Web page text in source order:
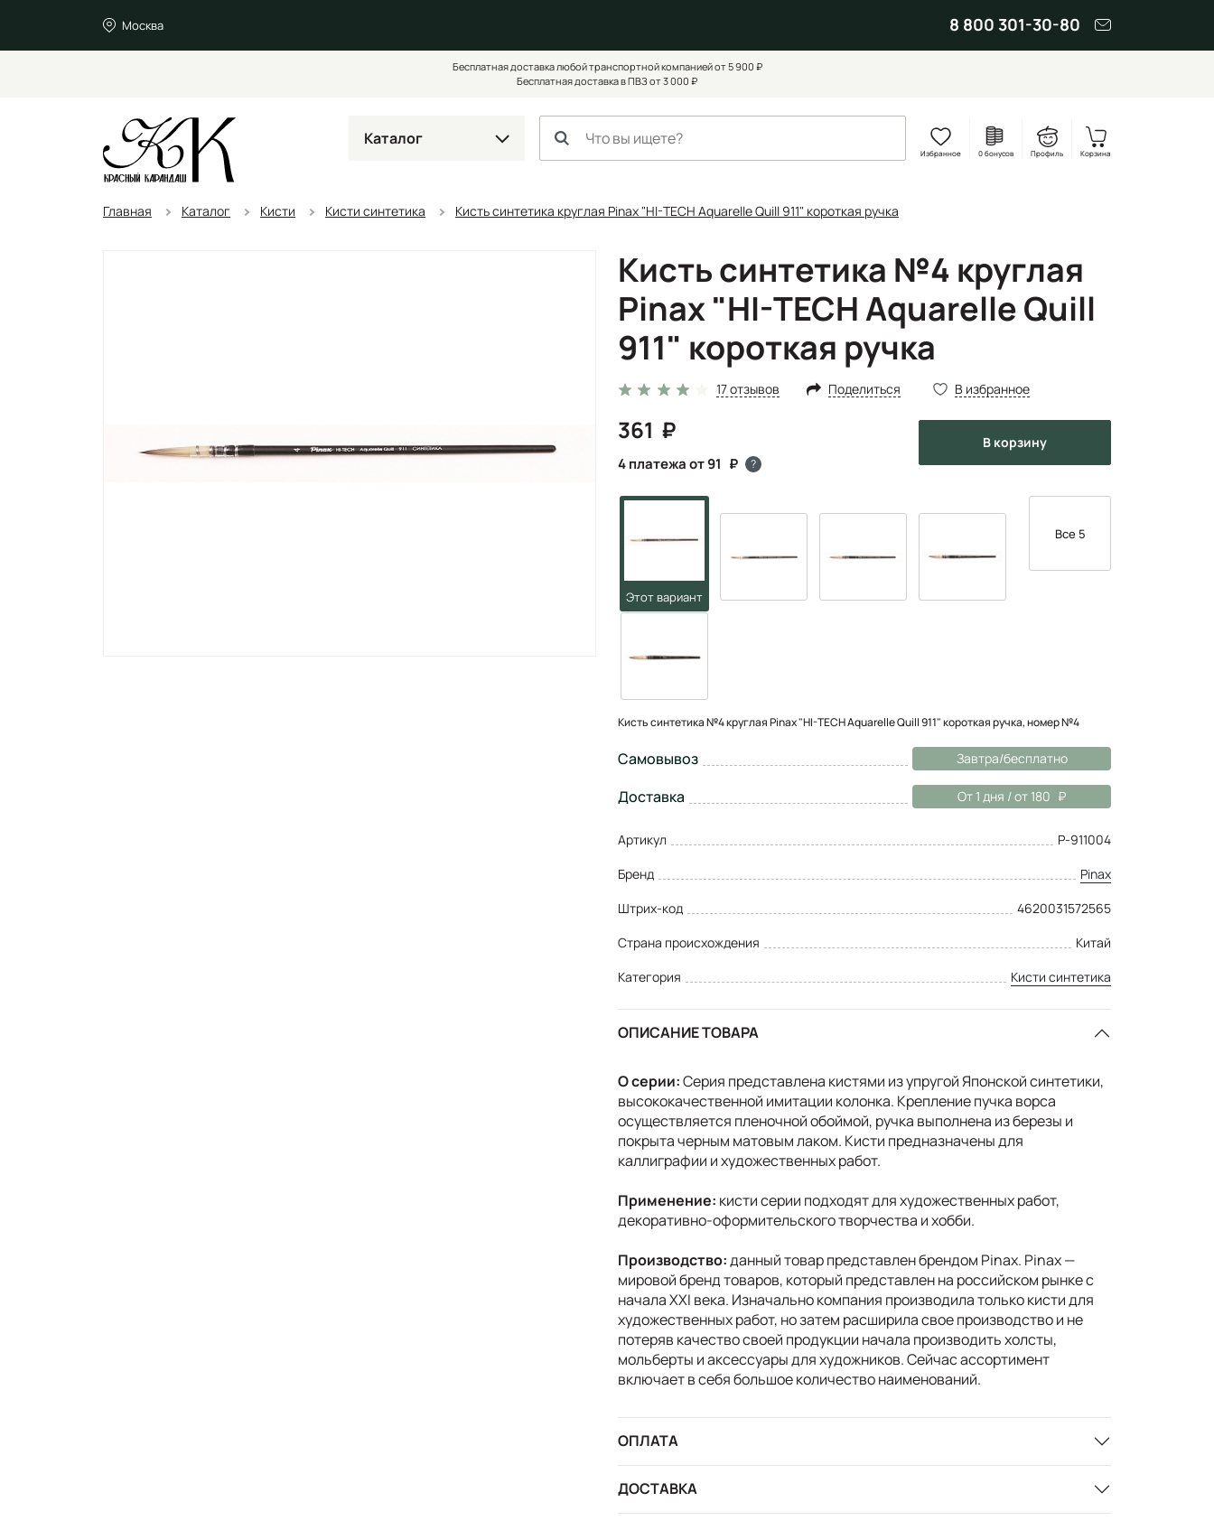
Москва 8 800 301-30-80
Бесплатная доставка любой транспортной компанией от 5 900 ₽
Бесплатная доставка в ПВЗ от 3 000 ₽
Каталог
Избранное 0 бонусов Профиль Корзина
Главная Каталог Кисти Кисти синтетика Кисть синтетика круглая Pinax "HI-TECH Aquarelle Quill 911" короткая ручка
Кисть синтетика №4 круглая
Pinax "HI-TECH Aquarelle Quill
911" короткая ручка
17 отзывов Поделиться В избранное
361
4 платежа от 91 ?
в корзину
Все 5
Кисть синтетика №4 круглая Pinax "HI-TECH Aquarelle Quill 911" короткая ручка, номер №4
Самовывоз Завтра/бесплатно
Доставка От 1 дня / от 180
Артикул
P-911004
Бренд
Pinax
Штрих-код
4620031572565
Страна происхождения
Китай
Категория
Кисти синтетика
ОПИСАНИЕ ТОВАРА
О серии:Серия представлена кистями из упругой Японской синтетики,
высококачественной имитации колонка. Крепление пучка ворса
осуществляется пленочной обоймой, ручка выполнена из березы и
покрыта черным матовым лаком. Кисти предназначены для
каллиграфии и художественных работ.
Применение: кисти серии подходят для художественных работ,
декоративно-оформительского творчества и хобби.
Производство:данный товар представлен брендом Pinax. Pinax —
мировой бренд товаров, который представлен на российском рынке с
начала XXI века. Изначально компания производила только кисти для
художественных работ, но затем расширила свое производство и не
потеряв качество своей продукции начала производить холсты,
мольберты и аксессуары для художников. Сейчас ассортимент
включает в себя большое количество наименований.
ОПЛАТА
ДОСТАВКА